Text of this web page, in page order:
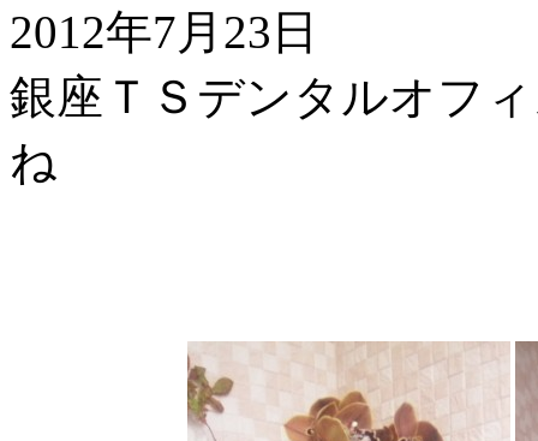
2012年7月23日
銀座ＴＳデンタルオフ
ね